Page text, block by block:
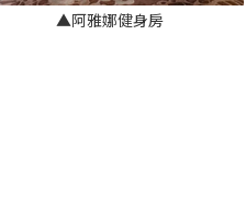
▲阿雅娜健身房